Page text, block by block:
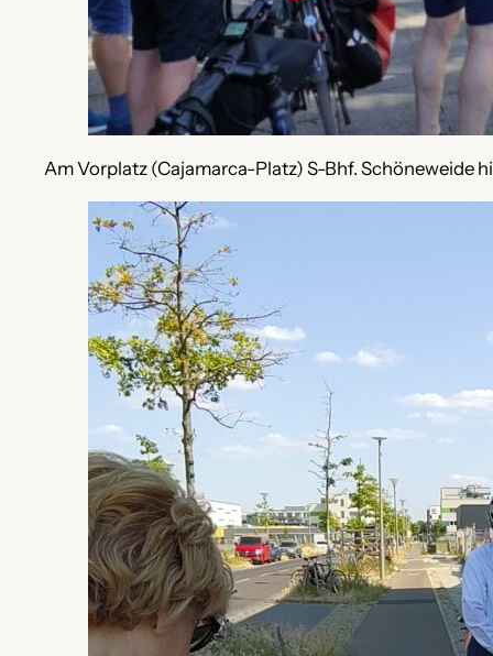
Am Vorplatz (Cajamarca-Platz) S-Bhf. Schöneweide